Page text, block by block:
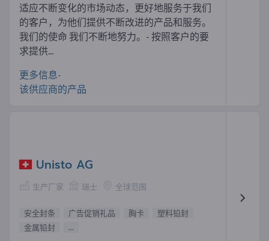
适应不断变化的市场动态，更好地服务于我们
的客户，为他们提供不断改进的产品和服务。
我们的使命 我们不断地努力。- 按照客户的要
求提供...
更多信息-
该供应商的产品
Unisto AG
生产厂家 瑞士 全球范围
安全封条 广告促销礼品 胸卡
塑料铅封
金属铅封
...